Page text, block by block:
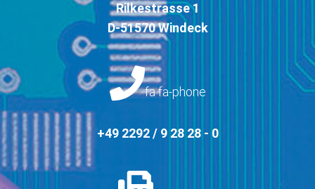
Rilkestrasse 1
D-51570 Windeck
fa fa-phone
+49 2292 / 9 28 28 - 0